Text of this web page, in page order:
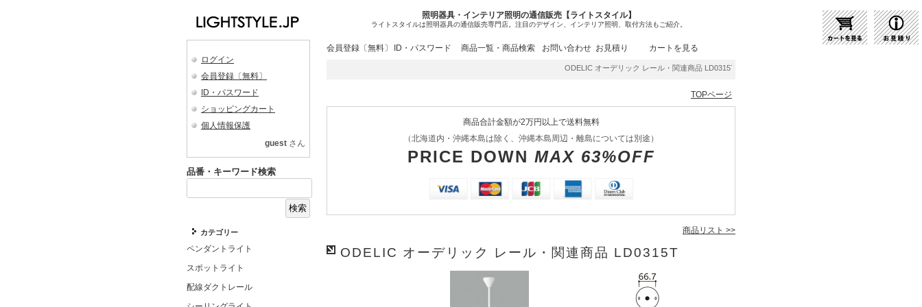
照明器具・インテリア照明の通信販売【ライトスタイル】
ライトスタイルは照明器具の通信販売専門店。注目のデザイン、インテリア照明、取付方法もご紹介。
ログイン
会員登録〔無料〕
ID・パスワード
ショッピングカート
個人情報保護
guest さん
品番・キーワード検索
カテゴリー
ペンダントライト
スポットライト
配線ダクトレール
会員登録〔無料〕 ID・パスワード 商品一覧・商品検索 お問い合わせ お見積り カートを見る
ODELIC オーデリック レール・関連商品 LD0315T | 商品紹介 | 照明器具の通販・インテリア照明の通信販売
TOPページ
商品合計金額が2万円以上で送料無料
（北海道内・沖縄本島は除く、沖縄本島周辺・離島については別途）
PRICE DOWN MAX 63%OFF
商品リスト >>
ODELIC オーデリック レール・関連商品 LD0315T